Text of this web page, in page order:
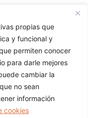
propias que
y funcional y
permiten conocer
para darle mejores
cambiar la
no sean
información
cookies
Next